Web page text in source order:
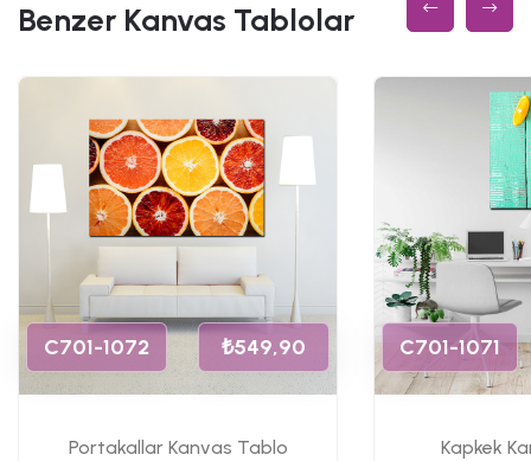
Benzer Kanvas Tablolar
C701-1072 ₺549,90
Portakallar Kanvas Tablo
C701-1071
Kapkek